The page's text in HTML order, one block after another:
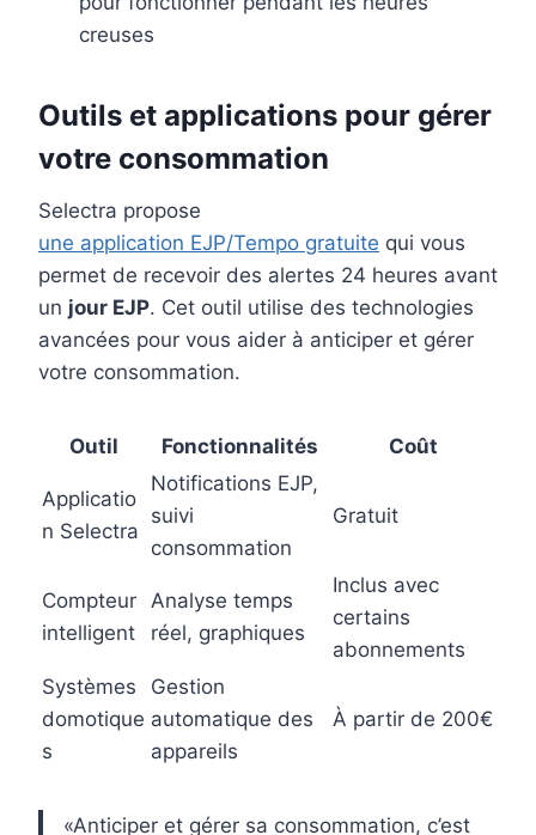
creuses
Outils et applications pour gérer
votre consommation
Selectra propose
une application EJP/Tempo gratuite qui vous
permet de recevoir des alertes 24 heures avant
un jour EJP. Cet outil utilise des technologies
avancées pour vous aider à anticiper et gérer
votre consommation.
Outil Fonctionnalités Coût
Applicatio
n Selectra
Notifications EJP,
suivi
consommation
Gratuit
Compteur
intelligent
Analyse temps
réel, graphiques
Inclus avec
certains
abonnements
Systèmes
domotique
s
Gestion
automatique des
appareils
À partir de 200€
«Anticiper et gérer sa consommation, c’est